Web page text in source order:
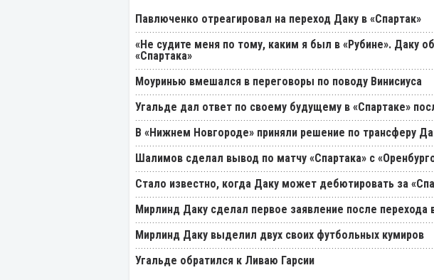
Павлюченко отреагировал на переход Даку в «Спартак»
«Не судите меня по тому, каким я был в «Рубине». Даку
«Спартака»
Моуринью вмешался в переговоры по поводу Винисиуса
Угальде дал ответ по своему будущему в «Спартаке»
В «Нижнем Новгороде» приняли решение по трансферу
Шалимов сделал вывод по матчу «Спартака» с
Стало известно, когда Даку может дебютировать за
Мирлинд Даку сделал первое заявление после перехода
Мирлинд Даку выделил двух своих футбольных кумиров
Угальде обратился к Ливаю Гарсии